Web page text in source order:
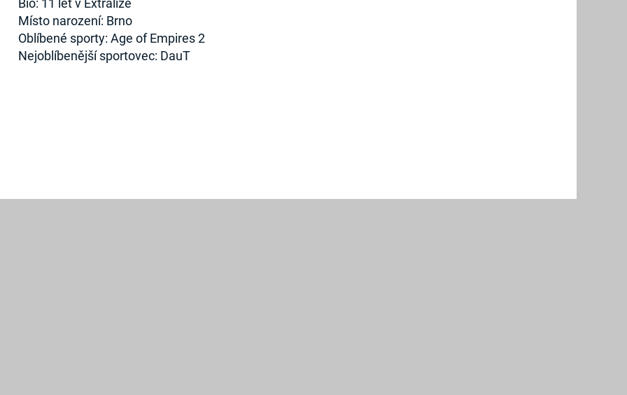
Bio: 11 let v Extralize
Místo narození: Brno
Oblíbené sporty: Age of Empires 2
Nejoblíbenější sportovec: DauT